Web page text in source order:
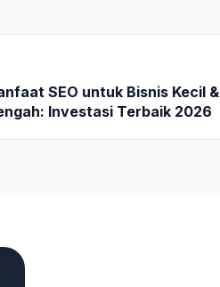
SEO untuk Bisnis Kecil &
Investasi Terbaik 2026